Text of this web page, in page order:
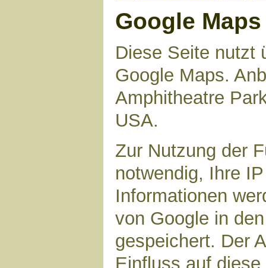
Google Maps
Diese Seite nutzt
Google Maps.
Amphitheatre
USA.
Zur Nutzung der
notwendig, Ihre
Informationen
von Google in
gespeichert. Der
Einfluss auf